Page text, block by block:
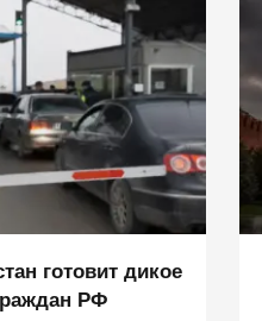
готовит дикое
РФ